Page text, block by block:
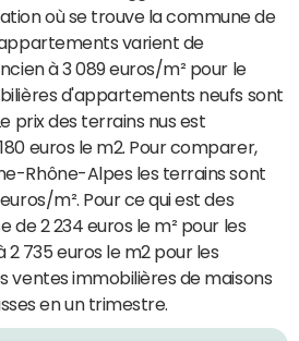
où se trouve la commune de
appartements varient de
à 3 089 euros/m² pour le
d'appartements neufs sont
prix des terrains nus est
euros le m2. Pour comparer,
Rhône-Alpes les terrains sont
m². Pour ce qui est des
de 2 234 euros le m² pour les
735 euros le m2 pour les
ventes immobilières de maisons
en un trimestre.